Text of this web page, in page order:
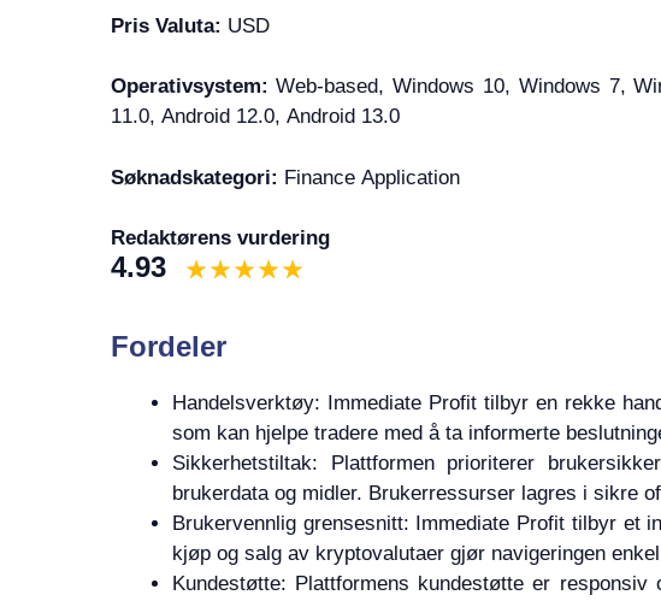
Pris Valuta: USD
Operativsystem: Web-based, Windows 10, Windows 7,
11.0, Android 12.0, Android 13.0
Søknadskategori: Finance Application
Redaktørens vurdering
4.93
Fordeler
Handelsverktøy: Immediate Profit tilbyr en rekke
som kan hjelpe tradere med å ta informerte
Sikkerhetstiltak: Plattformen prioriterer
brukerdata og midler. Brukerressurser lagres i sikre
Brukervennlig grensesnitt: Immediate Profit tilbyr et
kjøp og salg av kryptovalutaer gjør navigeringen
Kundestøtte: Plattformens kundestøtte er